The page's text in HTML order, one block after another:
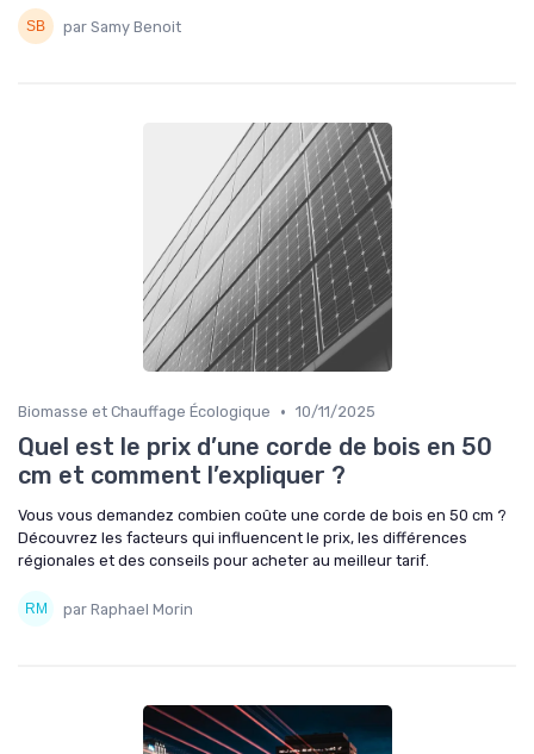
par Samy Benoit
Biomasse et Chauffage Écologique • 10/11/2025
Quel est le prix d’une corde de bois en 50
cm et comment l’expliquer ?
Vous vous demandez combien coûte une corde de bois en 50 cm ?
Découvrez les facteurs qui influencent le prix, les différences
régionales et des conseils pour acheter au meilleur tarif.
par Raphael Morin